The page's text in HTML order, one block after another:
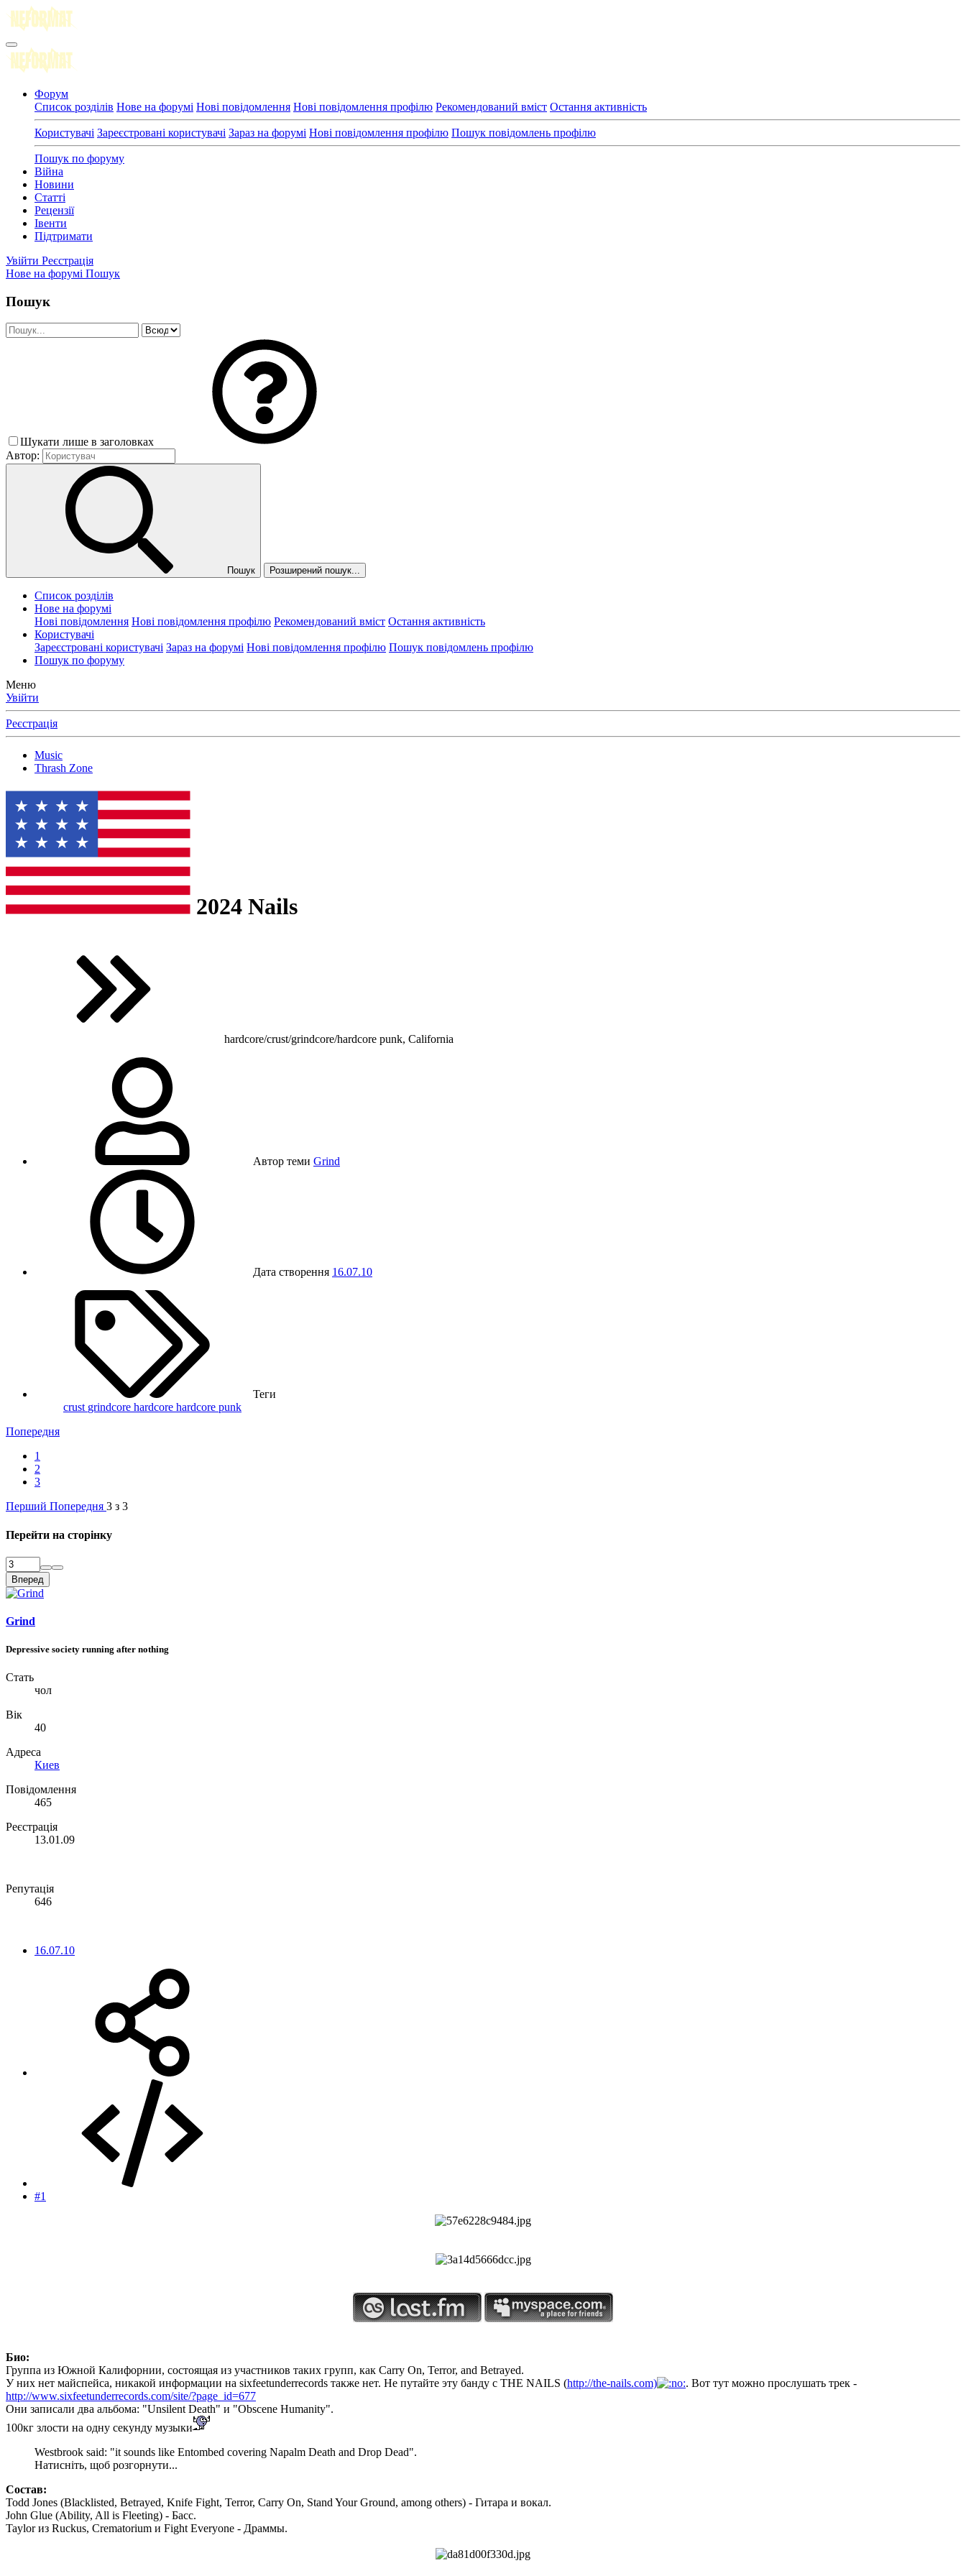
Форум
Список розділів Нове на форумі Нові повідомлення Нові повідомлення профілю Рекомендований вміст Остання активність
Користувачі Зареєстровані користувачі Зараз на форумі Нові повідомлення профілю Пошук повідомлень профілю
Пошук по форуму
Війна
Новини
Статті
Рецензії
Івенти
Підтримати
Увійти Реєстрація
Нове на форумі Пошук
Пошук
Шукати лише в заголовках
Автор:
Пошук Розширений пошук...
Список розділів
Нове на форумі
Нові повідомлення Нові повідомлення профілю Рекомендований вміст Остання активність
Користувачі
Зареєстровані користувачі Зараз на форумі Нові повідомлення профілю Пошук повідомлень профілю
Пошук по форуму
Меню
Увійти
Реєстрація
Music
Thrash Zone
2024 Nails
hardcore/crust/grindcore/hardcore punk, California
Автор теми Grind
Дата створення 16.07.10
Теги
crust grindcore hardcore hardcore punk
Попередня
1
2
3
Перший Попередня 3 з 3
Перейти на сторінку
Вперед
Grind
Depressive society running after nothing
Стать
чол
Вік
40
Адреса
Киев
Повідомлення
465
Реєстрація
13.01.09
Репутація
646
16.07.10
#1
Био:
Группа из Южной Калифорнии, состоящая из участников таких групп, как Carry On, Terror, and Betrayed.
У них нет майспейса, никакой информации на sixfeetunderrecords также нет. Не путайте эту банду с THE NAILS (http://the-nails.com)
. Вот тут можно прослушать трек -
http://www.sixfeetunderrecords.com/site/?page_id=677
Они записали два альбома: "Unsilent Death" и "Obscene Humanity".
100кг злости на одну секунду музыки
Westbrook said: "it sounds like Entombed covering Napalm Death and Drop Dead".
Натисніть, щоб розгорнути...
Состав:
Todd Jones (Blacklisted, Betrayed, Knife Fight, Terror, Carry On, Stand Your Ground, among others) - Гитара и вокал.
John Glue (Ability, All is Fleeting) - Басс.
Taylor из Ruckus, Crematorium и Fight Everyone - Драммы.